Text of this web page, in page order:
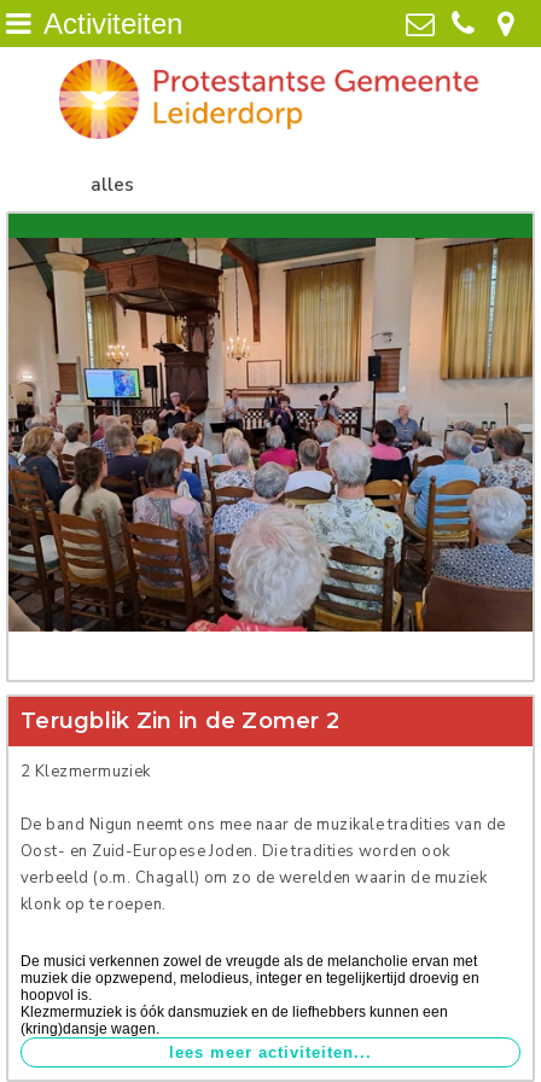
Home
Wie zijn wij
NIEUWS
Kerkdiensten
Diaconie
Jeugd
Activiteiten
Beeld
ANBI /Veilige Gemeente
Verhuur
Protestantse Gemeente Leiderdorp
van Poelgeestlaan 2, 2352 TD
Leiderdorp
Activiteiten
alles
week 17-08-2026
week 24-08-2026 >>
Terugblik Zin in de Zomer 2
2 Klezmermuziek
De band Nigun neemt ons mee naar de muzikale tradities van de
Oost- en Zuid-Europese Joden. Die tradities worden ook
verbeeld (o.m. Chagall) om zo de werelden waarin de muziek
klonk op te roepen.
De musici verkennen zowel de vreugde als de melancholie ervan met
muziek die opzwepend, melodieus, integer en tegelijkertijd droevig en
hoopvol is.
Klezmermuziek is óók dansmuziek en de liefhebbers kunnen een
(kring)dansje wagen.